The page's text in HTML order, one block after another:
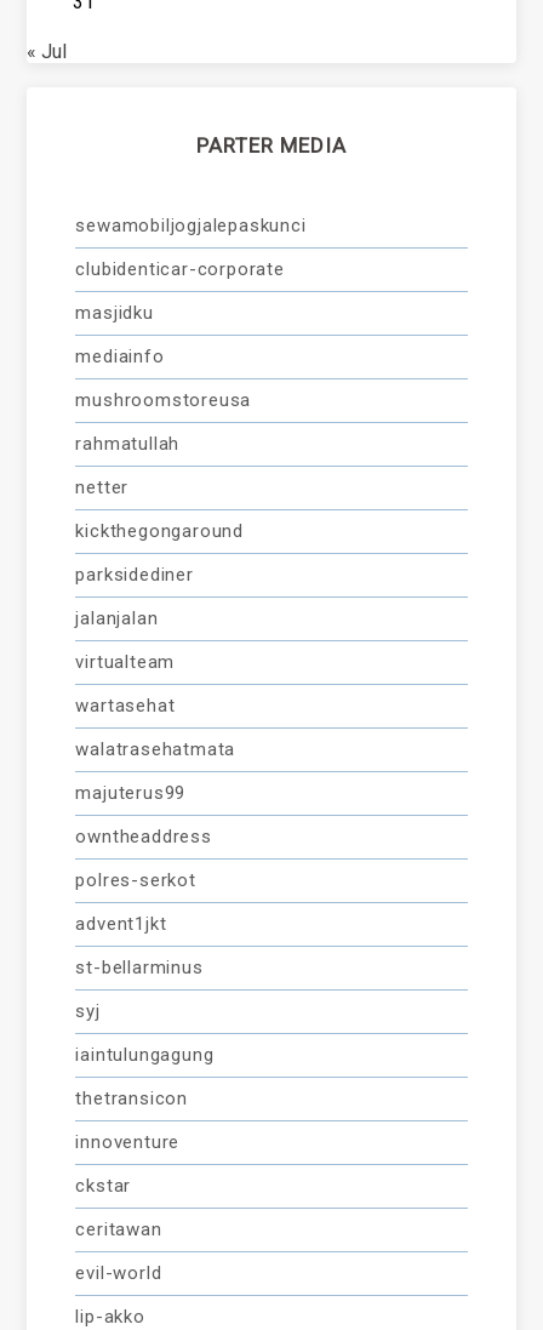
« Jul
PARTER MEDIA
sewamobiljogjalepaskunci
clubidenticar-corporate
masjidku
mediainfo
mushroomstoreusa
rahmatullah
netter
kickthegongaround
parksidediner
jalanjalan
virtualteam
wartasehat
walatrasehatmata
majuterus99
owntheaddress
polres-serkot
advent1jkt
st-bellarminus
syj
iaintulungagung
thetransicon
innoventure
ckstar
ceritawan
evil-world
lip-akko